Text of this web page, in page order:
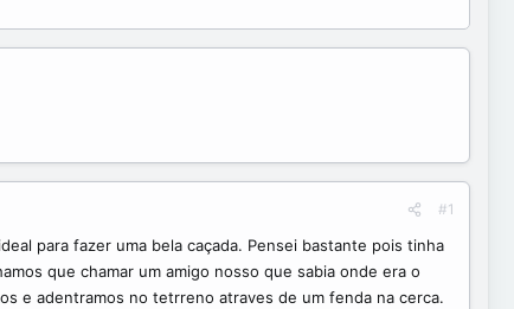
#1
para fazer uma bela caçada. Pensei bastante pois tinha
que chamar um amigo nosso que sabia onde era o
e adentramos no tetrreno atraves de um fenda na cerca.